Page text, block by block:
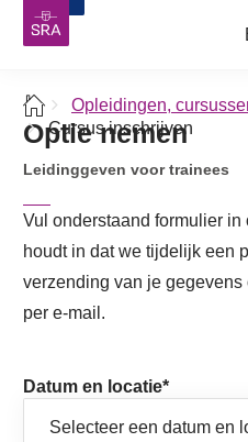
Opleidingen,
Cursus inschrijven
Optie nemen
Leidinggeven voor trainees
Vul onderstaand formulier
houdt in dat we tijdelijk een
verzending van je
per e-mail.
Datum en locatie*